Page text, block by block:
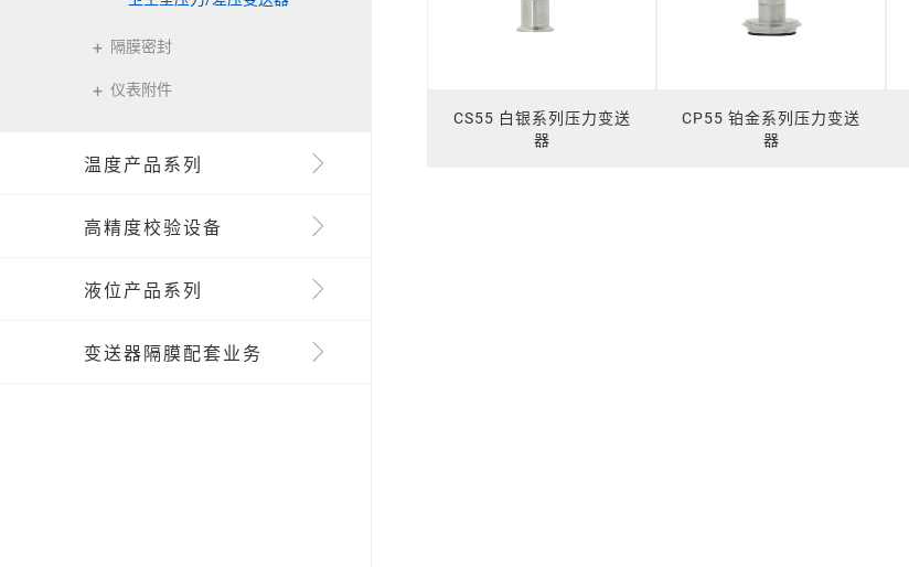
隔膜密封
仪表附件
温度产品系列
高精度校验设备
液位产品系列
变送器隔膜配套业务
CS55 白银系列压力变送
器
CP55 铂金系列压力变送
器